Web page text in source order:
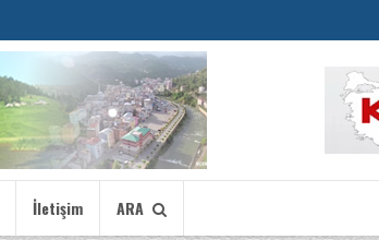
İletişim ARA